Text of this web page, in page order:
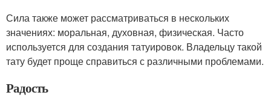
Сила также может рассматриваться в нескольких
значениях: моральная, духовная, физическая. Часто
используется для создания татуировок. Владельцу такой
тату будет проще справиться с различными проблемами.
Радость